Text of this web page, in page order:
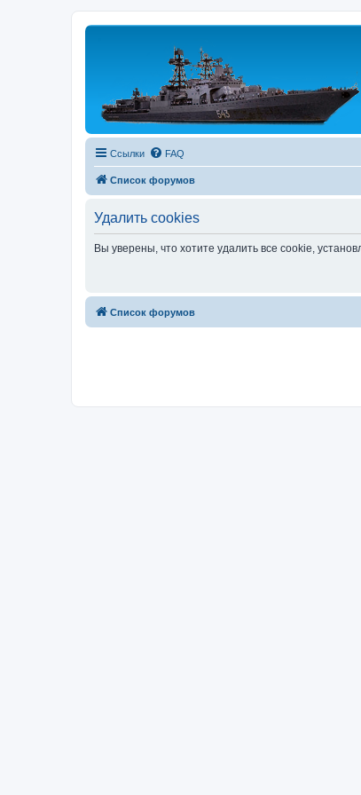
Ссылки FAQ
Список форумов
Удалить cookies
Вы уверены, что хотите удалить все cookie,
Список форумов